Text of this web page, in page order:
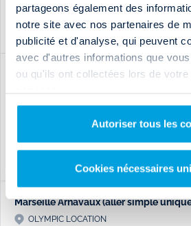
partageons également des
notre site avec nos partenaires de
publicité et d'analyse, qui peuvent
avec d'autres informations que
ou qu'ils ont collectées lors de
Autoriser tous les
Cookies nécessaires
HORAIRES & INFOS RÉSERVEZ ICI
Marignane - Vitrolles (aller simple
13700 Marignane
(numéro non surtaxé)
HORAIRES & INFOS RÉSERVEZ ICI
Marseille Arnavaux (aller simple
OLYMPIC LOCATION